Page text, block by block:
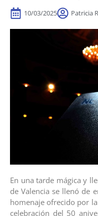
10/03/2025 Patricia
En una tarde mágica y
de Valencia se llenó de
homenaje ofrecido por la
celebración del 50